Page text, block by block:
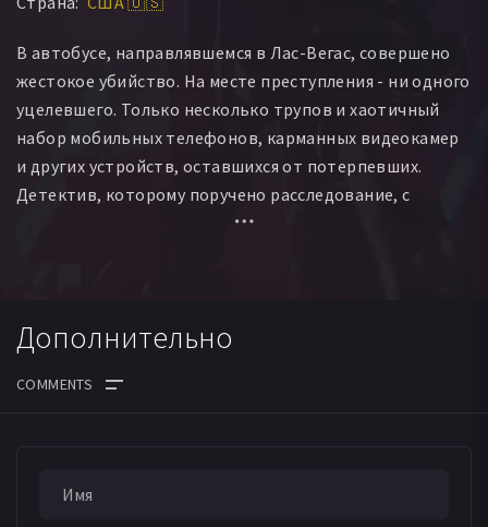
В автобусе, направлявшемся в Лас-Вегас, совершено
жестокое убийство. На месте преступления - ни одного
уцелевшего. Только несколько трупов и хаотичный
набор мобильных телефонов, карманных видеокамер
и других устройств, оставшихся от потерпевших.
Детектив, которому поручено расследование, с
помощью сохранившихся записей пытается
Дополнительно